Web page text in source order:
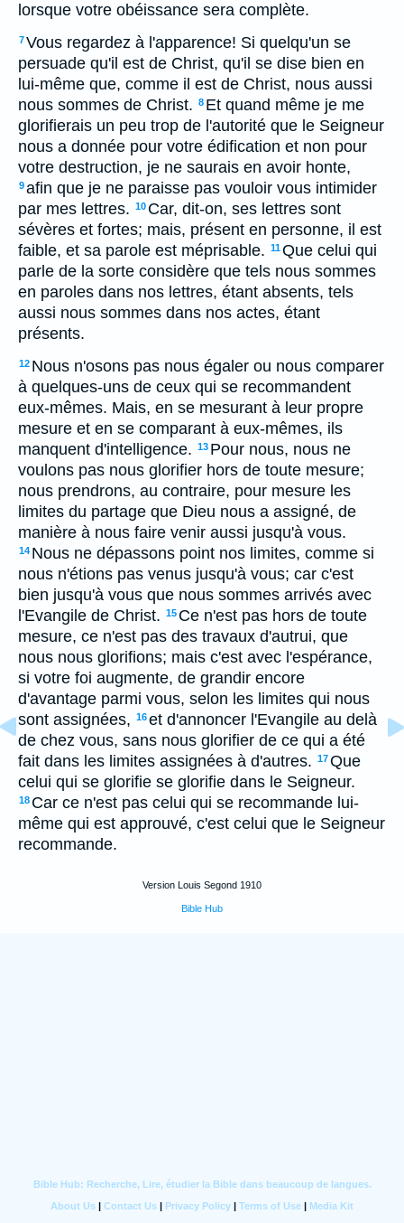
lorsque votre obéissance sera complète.
7Vous regardez à l'apparence! Si quelqu'un se
persuade qu'il est de Christ, qu'il se dise bien en
lui-même que, comme il est de Christ, nous aussi
nous sommes de Christ. 8 Et quand même je me
glorifierais un peu trop de l'autorité que le Seigneur
nous a donnée pour votre édification et non pour
votre destruction, je ne saurais en avoir honte,
9afin que je ne paraisse pas vouloir vous intimider
par mes lettres. 10 Car, dit-on, ses lettres sont
sévères et fortes; mais, présent en personne, il est
faible, et sa parole est méprisable. 11Que celui qui
parle de la sorte considère que tels nous sommes
en paroles dans nos lettres, étant absents, tels
aussi nous sommes dans nos actes, étant
présents.
12 Nous n'osons pas nous égaler ou nous comparer
à quelques-uns de ceux qui se recommandent
eux-mêmes. Mais, en se mesurant à leur propre
mesure et en se comparant à eux-mêmes, ils
manquent d'intelligence. 13 Pour nous, nous ne
voulons pas nous glorifier hors de toute mesure;
nous prendrons, au contraire, pour mesure les
limites du partage que Dieu nous a assigné, de
manière à nous faire venir aussi jusqu'à vous.
14 Nous ne dépassons point nos limites, comme si
nous n'étions pas venus jusqu'à vous; car c'est
bien jusqu'à vous que nous sommes arrivés avec
l'Evangile de Christ. 15 Ce n'est pas hors de toute
mesure, ce n'est pas des travaux d'autrui, que
nous nous glorifions; mais c'est avec l'espérance,
si votre foi augmente, de grandir encore
d'avantage parmi vous, selon les limites qui nous
sont assignées, 16et d'annoncer l'Evangile au delà
de chez vous, sans nous glorifier de ce qui a été
fait dans les limites assignées à d'autres. 17Que
celui qui se glorifie se glorifie dans le Seigneur.
18 Car ce n'est pas celui qui se recommande lui-
même qui est approuvé, c'est celui que le Seigneur
recommande.
Version Louis Segond 1910
Bible Hub